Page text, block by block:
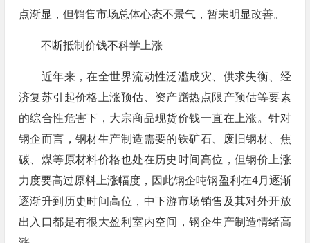
点渐显，但销售市场总体心态不景气，暂未明显改善。
不断抵制价钱不科学上涨
近年来，在全世界流动性泛滥成灾、供求失衡、经
济复苏引起价格上涨预估、资产蹭热点限产预估等要素
的综合性危害下，大宗商品现货价钱一直在上涨。针对
钢企而言，钢材生产制造需要的铁矿石、废旧钢材、焦
碳、煤等原材料价格也处在历史时间高位，但钢价上涨
力度要高过原料上涨幅度，因此钢企吨钢盈利在4月逐渐
逐渐升到历史时间高位，中下游市场销售及其对外开放
出入口都是有很大盈利室内空间，钢企生产制造情绪高